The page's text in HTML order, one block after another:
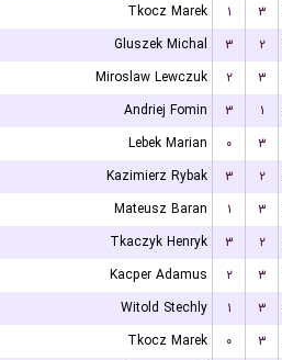
Tkocz Marek
۱ ۳
Gluszek Michal
۳ ۲
Miroslaw Lewczuk
۲ ۳
Andriej Fomin
۳ ۱
Lebek Marian
۰ ۳
Kazimierz Rybak
۳ ۲
Mateusz Baran
۱ ۳
Tkaczyk Henryk
۳ ۲
Kacper Adamus
۲ ۳
Witold Stechly
۱ ۳
Tkocz Marek
۰ ۳